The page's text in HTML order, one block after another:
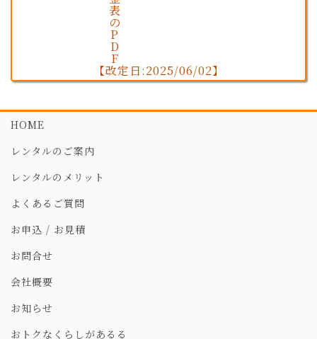
【改定日:2025/06/02】
HOME
レンタルのご案内
レンタルのメリット
よくあるご質問
お申込 / お見積
お問合せ
会社概要
お知らせ
おトクなくらしがあるる